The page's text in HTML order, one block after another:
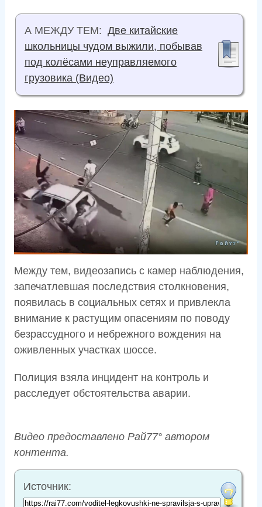
А МЕЖДУ ТЕМ: Две китайские
школьницы чудом выжили, побывав
под колёсами неуправляемого
грузовика (Видео)
Между тем, видеозапись с камер наблюдения,
запечатлевшая последствия столкновения,
появилась в социальных сетях и привлекла
внимание к растущим опасениям по поводу
безрассудного и небрежного вождения на
оживленных участках шоссе.
Полиция взяла инцидент на контроль и
расследует обстоятельства аварии.
Видео предоставлено Рай77° автором
контента.
Источник: